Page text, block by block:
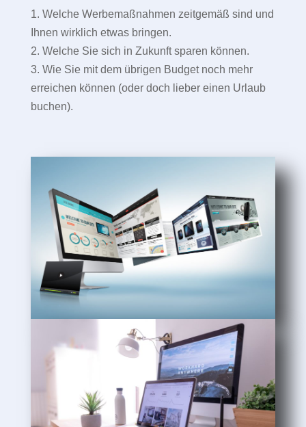
1. Welche Werbemaßnahmen zeitgemäß sind und
Ihnen wirklich etwas bringen.
2. Welche Sie sich in Zukunft sparen können.
3. Wie Sie mit dem übrigen Budget noch mehr
erreichen können (oder doch lieber einen Urlaub
buchen).